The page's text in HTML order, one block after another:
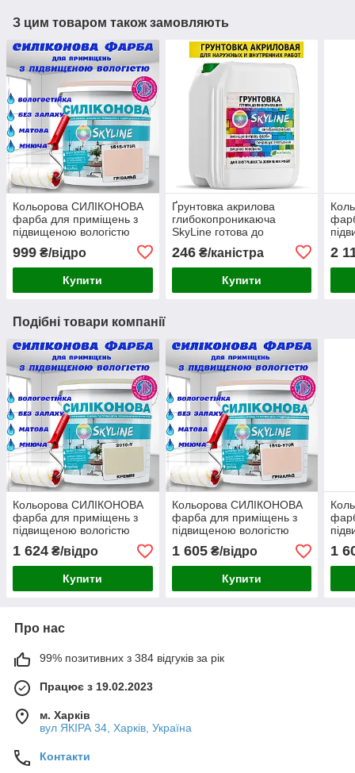
З цим товаром також замовляють
Кольорова СИЛІКОНОВА
фарба для приміщень з
підвищеною вологістю
матова емаль SkyLine
Грівальд 3 л
999 ₴/відро
Купити
Ґрунтовка акрилова
глибокопроникаюча
SkyLine готова до
246₴/каністра
Купити
2
Подібні товари компанії
Кольорова СИЛІКОНОВА
фарба для приміщень з
підвищеною вологістю
миюча протигрибкова
матова емаль SkyLine
Кремін 5 л
1 624 ₴/відро
Купити
Кольорова СИЛІКОНОВА
фарба для приміщень з
підвищеною вологістю
миюча протигрибкова
матова емаль SkyLine
Грівальд 5 л
1 605₴/відро
Купити
1
Про нас
99% позитивних з 384 відгуків за рік
Працює з 19.02.2023
м. Харків
вул ЯКІРА 34, Харків, Україна
Контакти